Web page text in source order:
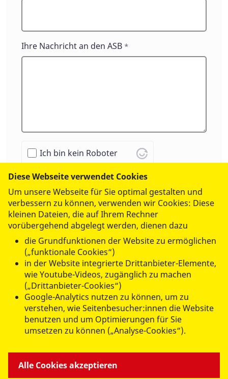
Ihre Nachricht an den ASB *
Ich bin kein Roboter
Geschützt durch ALTCHA
Abschicken
Diese Webseite verwendet Cookies
Um unsere Webseite für Sie optimal gestalten und
verbessern zu können, verwenden wir Cookies: Diese
kleinen Dateien, die auf Ihrem Rechner
vorübergehend abgelegt werden, dienen dazu
die Grundfunktionen der Website zu ermöglichen
(„funktionale Cookies“)
in der Website integrierte Drittanbieter-Elemente,
wie Youtube-Videos, zugänglich zu machen
(„Drittanbieter-Cookies“)
Google-Analytics nutzen zu können, um zu
verstehen, wie Seitenbesucher:innen die Website
benutzen und um Optimierungen für Sie
umsetzen zu können („Analyse-Cookies“).
Alle Cookies akzeptieren